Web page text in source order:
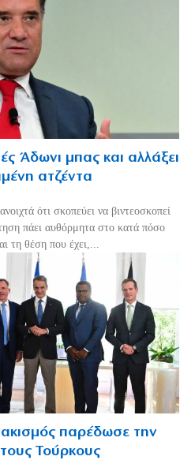
Άδωνι μπας και αλλάξει
ατζέντα
ότι σκοπεύει να βιντεοσκοπεί
πάει αυθόρμητα στο κατά πόσο
τη θέση που έχει,...
παρέδωσε την
Τούρκους